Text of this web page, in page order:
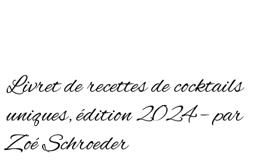
Livret de recettes de cocktails
uniques, édition 2024 – par
Zoé Schroeder